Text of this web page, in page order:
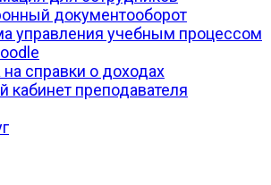
документооборот
управления учебным процессом
на справки о доходах
кабинет преподавателя